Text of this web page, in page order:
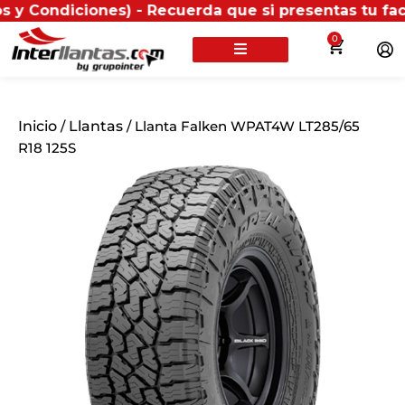
- Recuerda que si presentas tu factura
0
Inicio / Llantas / Llanta Falken WPAT4W LT285/65
R18 125S